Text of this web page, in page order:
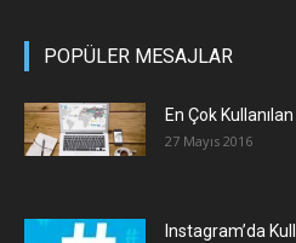
POPÜLER MESAJLAR
En Çok
27 Mayıs 2016
Instagram’da